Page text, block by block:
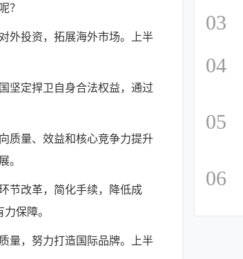
？
外投资，拓展海外市场。上半
坚定捍卫自身合法权益，通过
质量、效益和核心竞争力提升
。
节改革，简化手续，降低成
保障。
量，努力打造国际品牌。上半
03
04
05
06